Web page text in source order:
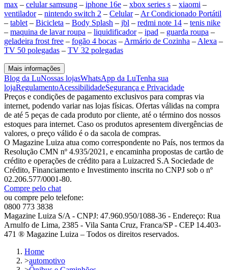
max – celular samsung – iphone 16e – xbox series s – xiaomi –
ventilador– nintendo switch 2 – Celular– Ar Condicionado Portátil
– tablet – Bicicleta – Body Splash – jbl – redmi note 14 – tenis nike
– maquina de lavar roupa – liquidificador– ipad – guarda roupa –
geladeira frost free – fogão 4 bocas – Armário de Cozinha – Alexa –
TV 50 polegadas – TV 32 polegadas
Mais informações
Blog da LuNossas lojasWhatsApp da LuTenha sua
lojaRegulamentoAcessibilidadeSegurança e Privacidade
Preços e condições de pagamento exclusivos para compras via
internet, podendo variar nas lojas físicas. Ofertas válidas na compra
de até 5 peças de cada produto por cliente, até o término dos nossos
estoques para internet. Caso os produtos apresentem divergências de
valores, o preço válido é o da sacola de compras.
O Magazine Luiza atua como correspondente no País, nos termos da
Resolução CMN nº 4.935/2021, e encaminha propostas de cartão de
crédito e operações de crédito para a Luizacred S.A Sociedade de
Crédito, Financiamento e Investimento inscrita no CNPJ sob o nº
02.206.577/0001-80.
Compre pelo chat
ou compre pelo telefone:
0800 773 3838
Magazine Luiza S/A - CNPJ: 47.960.950/1088-36 - Endereço: Rua
Arnulfo de Lima, 2385 - Vila Santa Cruz, Franca/SP - CEP 14.403-
471 ® Magazine Luiza – Todos os direitos reservados.
Home
>automotivo